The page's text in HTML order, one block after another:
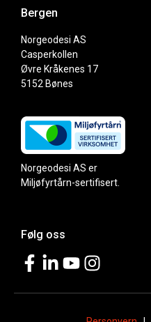
Bergen
Norgeodesi AS
Casperkollen
Øvre Kråkenes 17
5152 Bønes
Norgeodesi AS er
Miljøfyrtårn-sertifisert.
Følg oss